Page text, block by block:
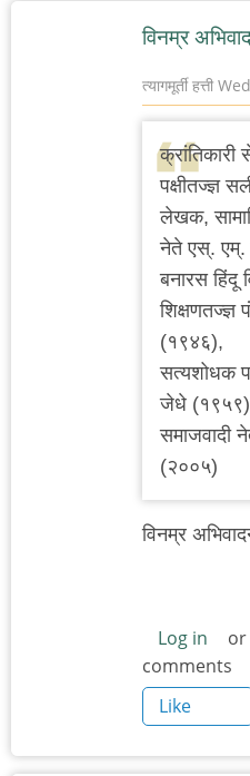
विनम्र
त्यागमूर्ती हत्ती
क्रांतिकारी
पक्षीतज्ज्ञ
लेखक,
नेते एस्. एम्.
बनारस हिंदू
शिक्षणतज्ज्ञ
(१९४६),
सत्यशोधक
जेधे
समाजवादी
(२००५)
विनम्र
Log in or
comments
Like